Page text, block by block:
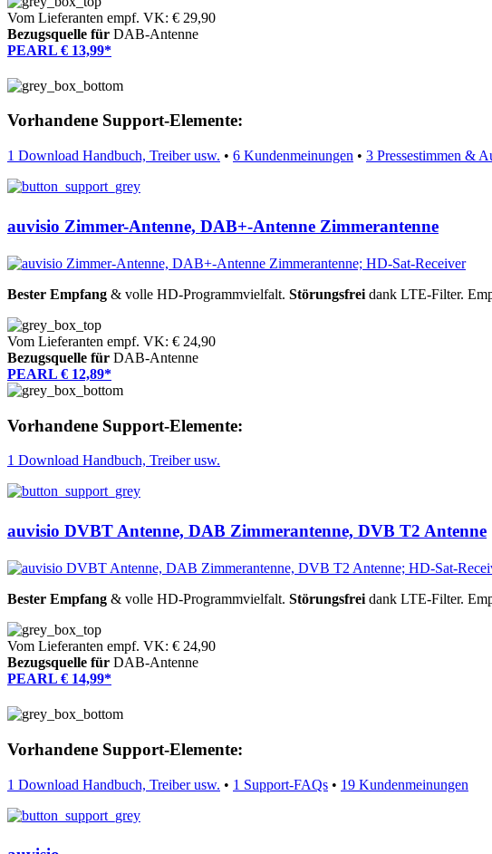
Vom Lieferanten empf. VK: € 29,90
Bezugsquelle für DAB-Antenne
PEARL € 13,99*
Vorhandene Support-Elemente:
1 Download Handbuch, Treiber usw. • 6 Kundenmeinungen • 3 Pressestimmen &
auvisio Zimmer-Antenne, DAB+-Antenne Zimmerantenne
Bester Empfang & volle HD-Programmvielfalt. Störungsfrei dank LTE-Filter.
Vom Lieferanten empf. VK: € 24,90
Bezugsquelle für DAB-Antenne
PEARL € 12,89*
Vorhandene Support-Elemente:
1 Download Handbuch, Treiber usw.
auvisio DVBT Antenne, DAB Zimmerantenne, DVB T2 Antenne
Bester Empfang & volle HD-Programmvielfalt. Störungsfrei dank LTE-Filter.
Vom Lieferanten empf. VK: € 24,90
Bezugsquelle für DAB-Antenne
PEARL € 14,99*
Vorhandene Support-Elemente:
1 Download Handbuch, Treiber usw. • 1 Support-FAQs • 19 Kundenmeinungen